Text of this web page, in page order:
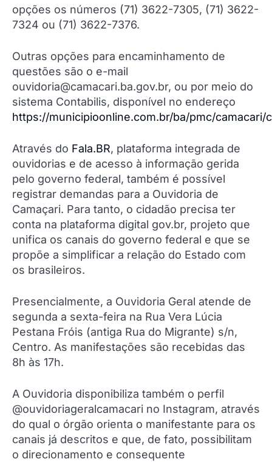
opções os números (71) 3622-7305, (71) 3622-
7324 ou (71) 3622-7376.
Outras opções para encaminhamento de
questões são o e-mail
ouvidoria@camacari.ba.gov.br, ou por meio do
sistema Contabilis, disponível no endereço
https://municipioonline.com.br/ba/pmc/camacari/
Através do Fala.BR, plataforma integrada de
ouvidorias e de acesso à informação gerida
pelo governo federal, também é possível
registrar demandas para a Ouvidoria de
Camaçari. Para tanto, o cidadão precisa ter
conta na plataforma digital gov.br, projeto que
unifica os canais do governo federal e que se
propõe a simplificar a relação do Estado com
os brasileiros.
Presencialmente, a Ouvidoria Geral atende de
segunda a sexta-feira na Rua Vera Lúcia
Pestana Fróis (antiga Rua do Migrante) s/n,
Centro. As manifestações são recebidas das
8h às 17h.
A Ouvidoria disponibiliza também o perfil
@ouvidoriageralcamacari no Instagram, através
do qual o órgão orienta o manifestante para os
canais já descritos e que, de fato, possibilitam
o direcionamento e consequente